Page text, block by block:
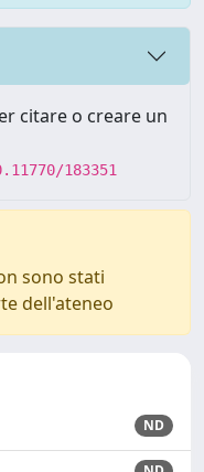
citare o creare un
183351
sono stati
dell'ateneo
ND